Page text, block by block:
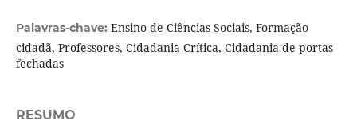
Palavras-chave: Ensino de Ciências Sociais, Formação
cidadã, Professores, Cidadania Crítica, Cidadania de portas
fechadas
RESUMO